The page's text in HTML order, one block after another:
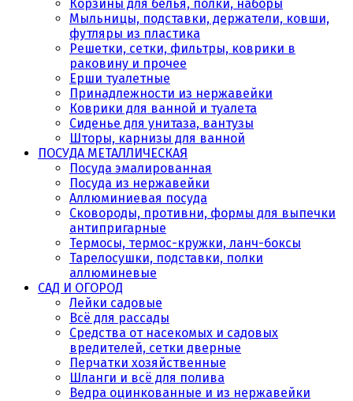
Корзины для белья, полки, наборы
Мыльницы, подставки, держатели, ковши,
футляры из пластика
Решетки, сетки, фильтры, коврики в
раковину и прочее
Ерши туалетные
Принадлежности из нержавейки
Коврики для ванной и туалета
Сиденье для унитаза, вантузы
Шторы, карнизы для ванной
ПОСУДА МЕТАЛЛИЧЕСКАЯ
Посуда эмалированная
Посуда из нержавейки
Аллюминиевая посуда
Сковороды, противни, формы для выпечки
антипригарные
Термосы, термос-кружки, ланч-боксы
Тарелосушки, подставки, полки
аллюминевые
САД И ОГОРОД
Лейки садовые
Всё для рассады
Средства от насекомых и садовых
вредителей, сетки дверные
Перчатки хозяйственные
Шланги и всё для полива
Ведра оцинкованные и из нержавейки